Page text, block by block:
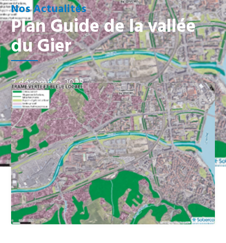
Nos Actualités
Plan Guide de la vallée
du Gier
7 décembre 2023